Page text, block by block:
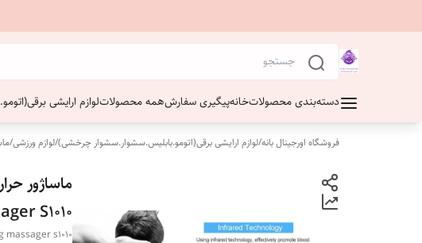
دسته‌بندی محصولاتخانهپیگیری سفارشهمه محصولاتلوازم ارایشی
فروشگاه اورجینال بانه/لوازم ارایشی برقی(اتومو.بابلیس.سشوار.سشوار چرخشی)/لوازم ورزشی/
S1010
s1010